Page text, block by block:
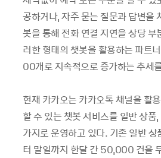
공하거나, 자주 묻는 질문과 답변을
봇을 통해 전화 연결 지연을 상당 부
러한 형태의 챗봇을 활용하는 파트
00개로 지속적으로 증가하는 추세
현재 카카오는 카카오톡 채널을 활
할 수 있는 챗봇 서비스를 일반 상
가지로 운영하고 있다. 기존 일반
터 말일까지 한달 간 50,000 건을